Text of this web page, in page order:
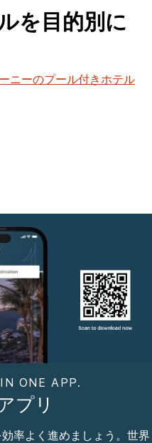
を目的別に
ニーのプール付きホテル
ONE APP.
プリ
率よく進めましょう。世界